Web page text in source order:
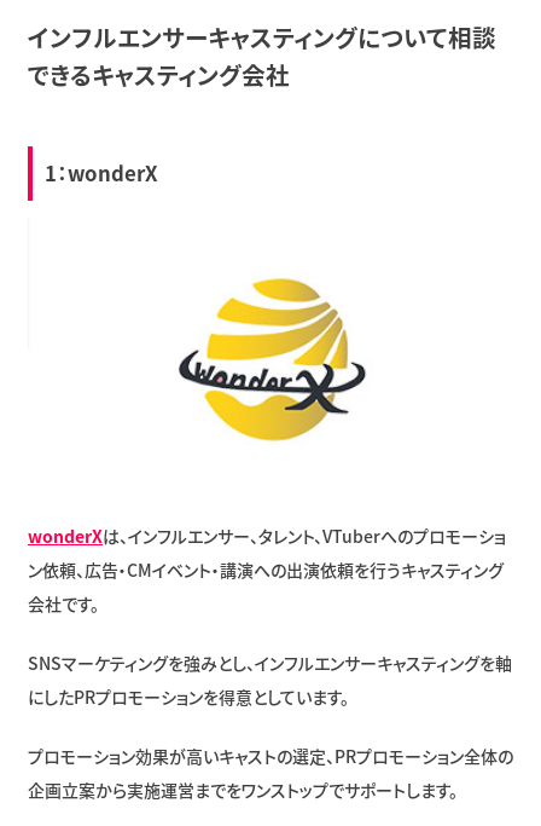
インフルエンサーキャスティングについて相談
できるキャスティング会社
1：wonderX
wonderXは、インフルエンサー、タレント、VTuberへのプロモーショ
ン依頼、広告・CMイベント・講演への出演依頼を行うキャスティング
会社です。
SNSマーケティングを強みとし、インフルエンサーキャスティングを軸
にしたPRプロモーションを得意としています。
プロモーション効果が高いキャストの選定、PRプロモーション全体の
企画立案から実施運営までをワンストップでサポートします。